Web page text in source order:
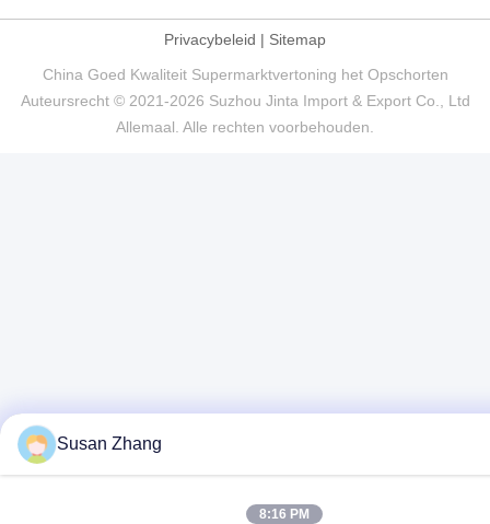
Privacybeleid | Sitemap
China Goed Kwaliteit Supermarktvertoning het Opschorten
Auteursrecht © 2021-2026 Suzhou Jinta Import & Export Co., Ltd
Allemaal. Alle rechten voorbehouden.
Susan Zhang
8:16 PM